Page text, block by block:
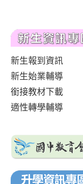
新生報到資訊
新生始業輔導
銜接教材下載
適性轉學輔導